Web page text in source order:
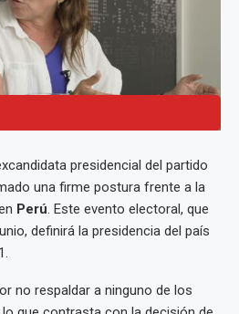
presidencial del partido
una firme postura frente a la
Perú. Este evento electoral, que
definirá la presidencia del país
no respaldar a ninguno de los